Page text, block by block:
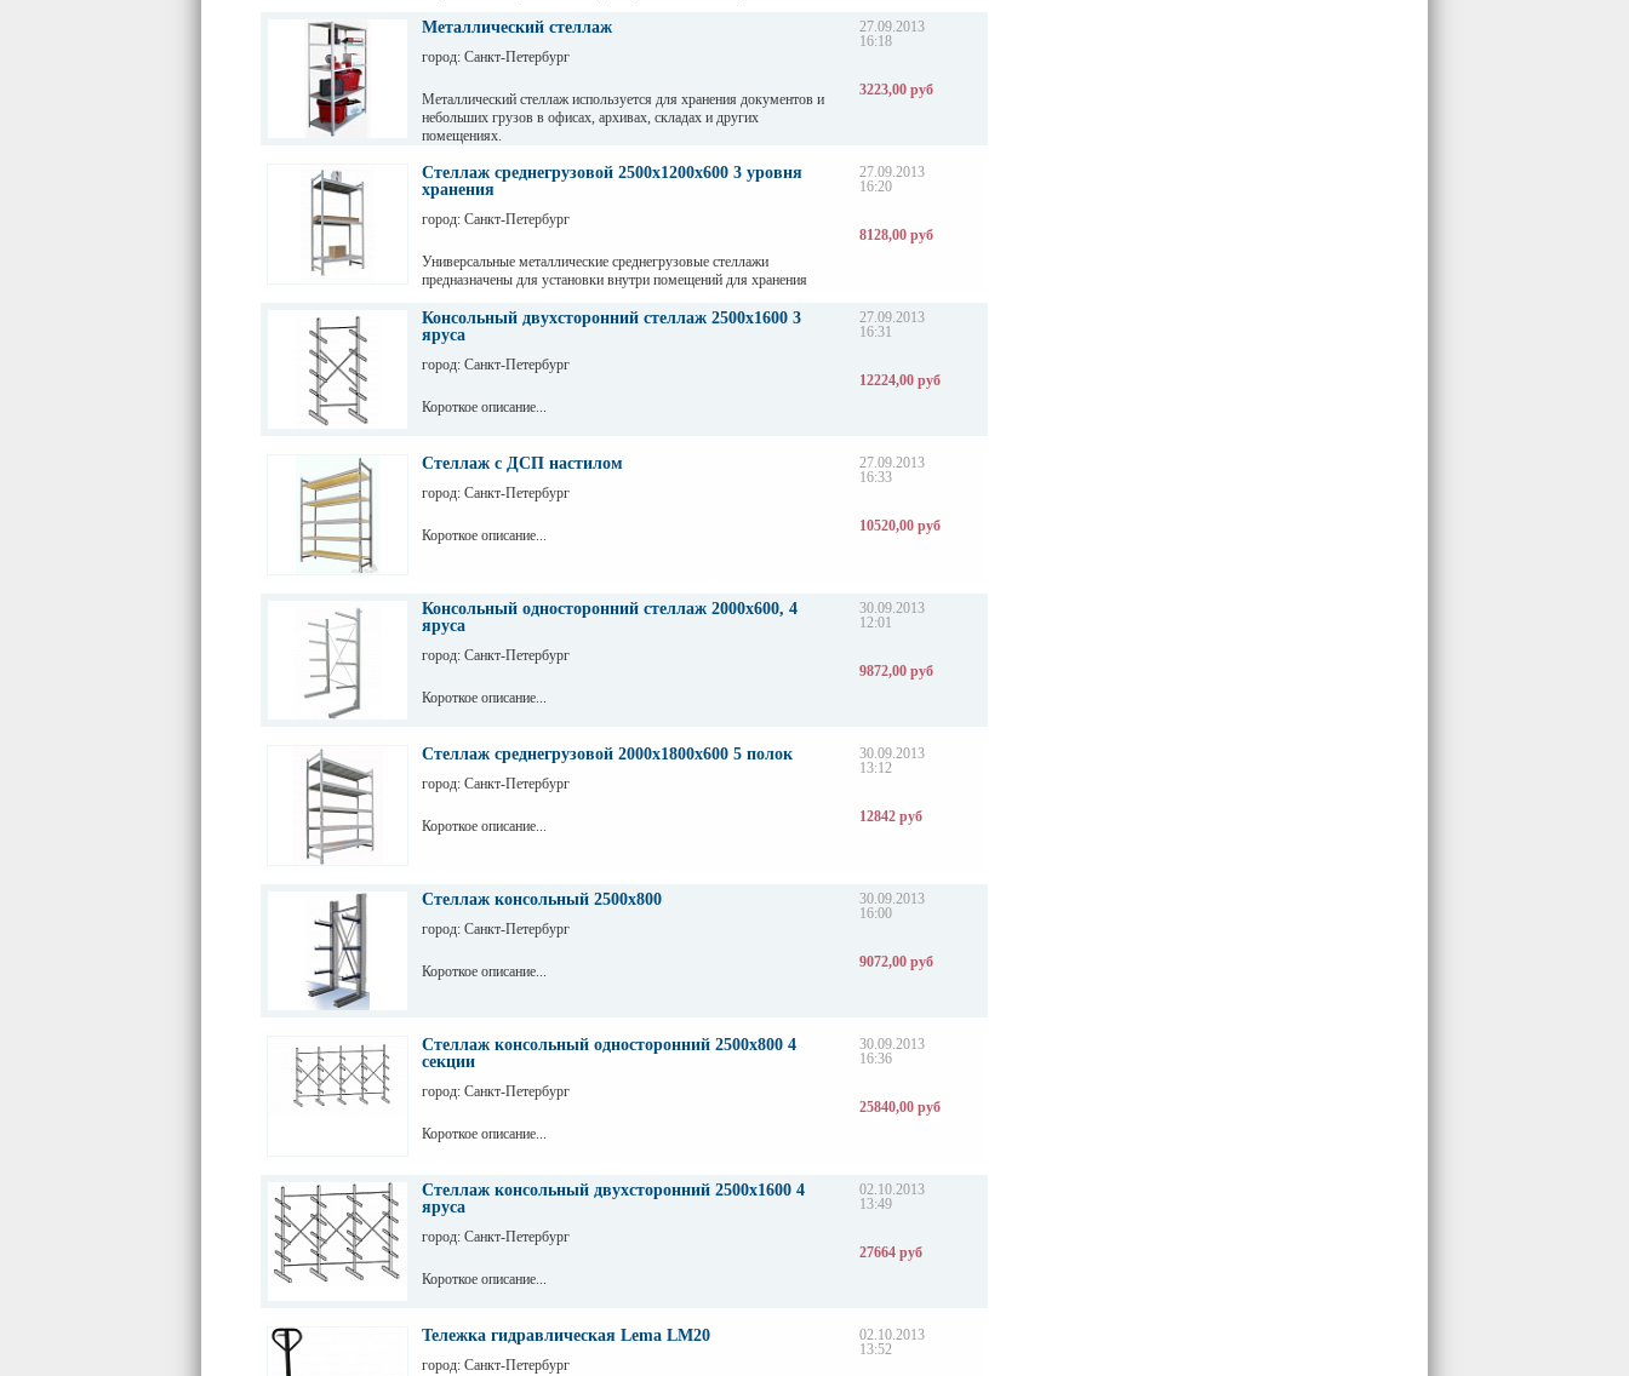
Металлический стеллаж
город: Санкт-Петербург
Металлический стеллаж используется для хранения документов и
небольших грузов в офисах, архивах, складах и других
помещениях.
27.09.2013
16:18
3223,00 руб
Стеллаж среднегрузовой 2500х1200х600 3 уровня
хранения
город: Санкт-Петербург
Универсальные металлические среднегрузовые стеллажи
предназначены для установки внутри помещений для хранения
промышленных предприятиях.
27.09.2013
16:20
8128,00 руб
Консольный двухсторонний стеллаж 2500х1600 3
яруса
город: Санкт-Петербург
Короткое описание...
27.09.2013
16:31
12224,00 руб
Стеллаж с ДСП настилом
город: Санкт-Петербург
Короткое описание...
27.09.2013
16:33
10520,00 руб
Консольный односторонний стеллаж 2000х600, 4
яруса
город: Санкт-Петербург
Короткое описание...
30.09.2013
12:01
9872,00 руб
Стеллаж среднегрузовой 2000х1800х600 5 полок
город: Санкт-Петербург
Короткое описание...
30.09.2013
13:12
12842 руб
Стеллаж консольный 2500х800
город: Санкт-Петербург
Короткое описание...
30.09.2013
16:00
9072,00 руб
Стеллаж консольный односторонний 2500х800 4
секции
город: Санкт-Петербург
Короткое описание...
30.09.2013
16:36
25840,00 руб
Стеллаж консольный двухсторонний 2500х1600 4
яруса
город: Санкт-Петербург
Короткое описание...
02.10.2013
13:49
27664 руб
Тележка гидравлическая Lema LM20
город: Санкт-Петербург
02.10.2013
13:52